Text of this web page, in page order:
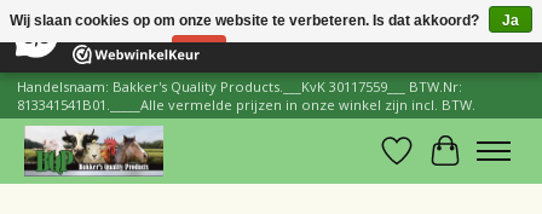
206 Reviews ×
Handelsnaam: Bakker's Quality Products.___KvK 30117559___ BTW.Nr:
813341541B01._____Alle vermelde prijzen in onze winkel zijn incl. BTW.
Verlanglijst
Wij slaan cookies op om onze website te verbeteren. Is dat akkoord?
Ja
Nee